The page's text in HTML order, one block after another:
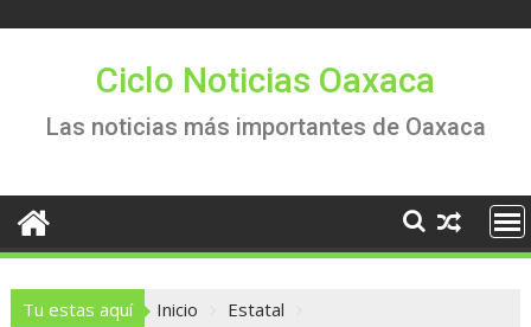
Ciclo Noticias Oaxaca
Las noticias más importantes de Oaxaca
Tu estas aquí Inicio
Estatal